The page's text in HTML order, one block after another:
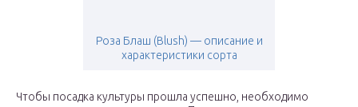
Роза Блаш (Blush) — описание и
характеристики сорта
Чтобы посадка культуры прошла успешно, необходимо